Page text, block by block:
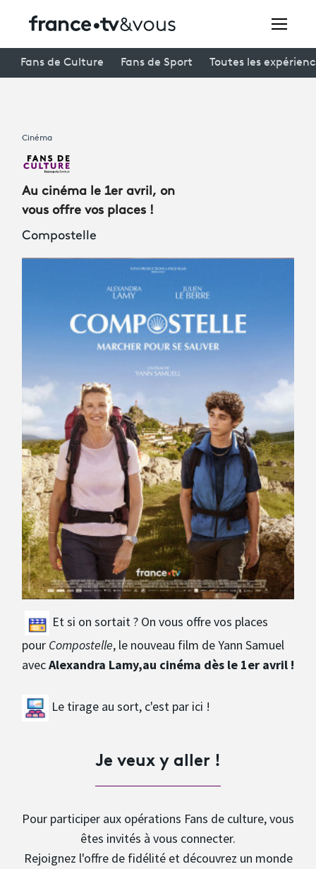
connexion
Avantages fidélité
À la une
Participer et assister à une émission
À votre écoute
Productions et innovation
Fans de Culture Fans de Sport Toutes les
Cinéma
Au cinéma le 1er avril, on
vous offre vos places !
Compostelle
Et si on sortait ? On vous offre vos places
pour Compostelle, le nouveau film de Yann Samuel
avecAlexandra Lamy,au cinéma dès le 1er avril !
Le tirage au sort, c'est par ici !
Je veux y aller !
Pour participer aux opérations Fans de culture, vous
êtes invités à vous connecter.
Rejoignez l'offre de fidélité et découvrez un monde